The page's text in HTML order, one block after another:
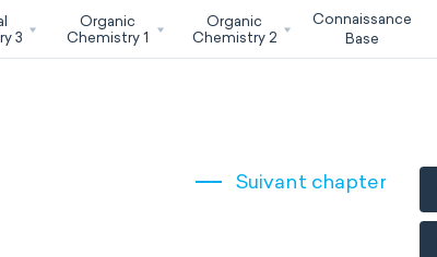
3
Organic
Chemistry 1
Organic
Chemistry 2
Connaissance
Base
Suivant chapter